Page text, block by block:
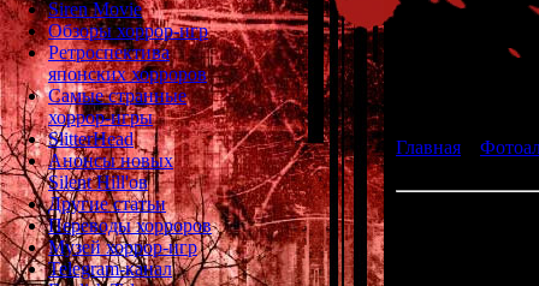
Siren Movie
Обзоры хоррор-игр
Ретроспектива
японских хорроров
Самые странные
хоррор-игры
SlitterHead
Анонсы новых
Silent Hill'ов
Другие статьи
Переводы хорроров
Музей хоррор-игр
Telegram-канал
Главная